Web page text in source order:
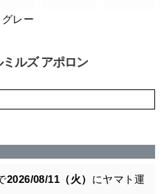
グレー
ルズ アポロン
2026/08/11（火） にヤマト運